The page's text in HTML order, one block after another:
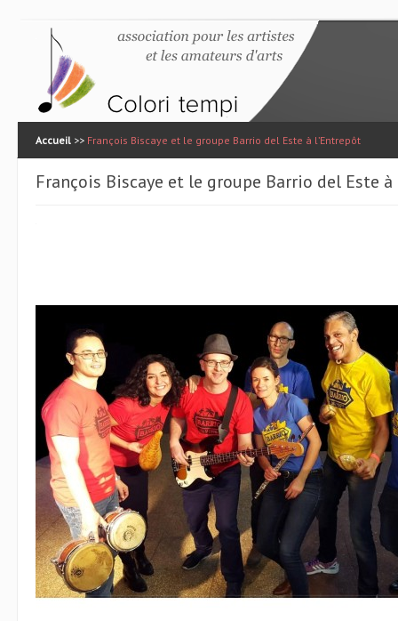
Accueil >> François Biscaye et le groupe Barrio del Este à l’Entrepôt
François Biscaye et le groupe Barrio del Este à